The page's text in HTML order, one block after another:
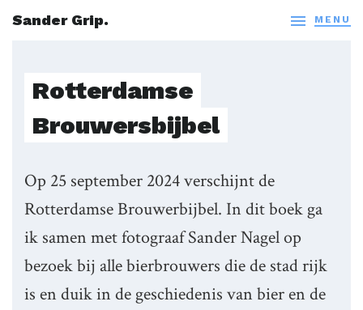
Sander Grip.  MENU
Rotterdamse
Brouwersbijbel
Op 25 september 2024 verschijnt de
Rotterdamse Brouwerbijbel. In dit boek ga
ik samen met fotograaf Sander Nagel op
bezoek bij alle bierbrouwers die de stad rijk
is en duik in de geschiedenis van bier en de